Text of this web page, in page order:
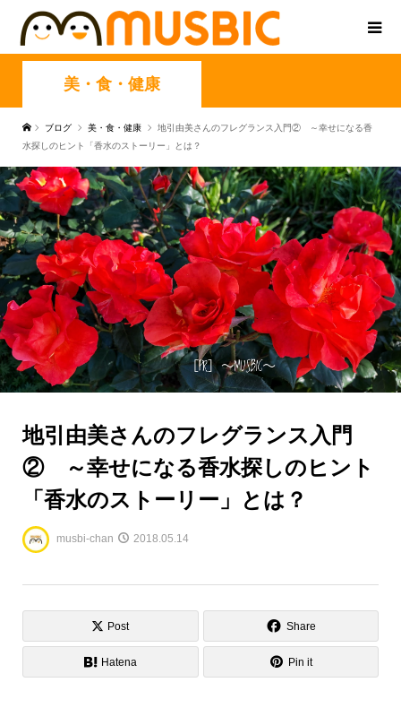
美・食・健康
ブログ 美・食・健康
地引由美さんのフレグランス入門② ～幸せになる香
水探しのヒント「香水のストーリー」とは？
地引由美さんのフレグランス入門
② ～幸せになる香水探しのヒント
「香水のストーリー」とは？
musbi-chan 2018.05.14
Post Share
Hatena Pin it